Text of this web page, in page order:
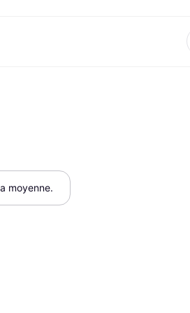
moyenne.